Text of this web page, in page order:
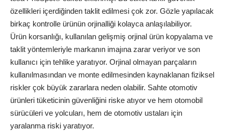
özellikleri içerdiğinden taklit edilmesi çok zor. Gözle yapılacak
birkaç kontrolle ürünün orjinalliği kolayca anlaşılabiliyor.
Ürün korsanlığı, kullanılan gelişmiş orjinal ürün kopyalama ve
taklit yöntemleriyle markanın imajına zarar veriyor ve son
kullanıcı için tehlike yaratıyor. Orjinal olmayan parçaların
kullanılmasından ve monte edilmesinden kaynaklanan fiziksel
riskler çok büyük zararlara neden olabilir. Sahte otomotiv
ürünleri tüketicinin güvenliğini riske atıyor ve hem otomobil
sürücüleri ve yolcuları, hem de otomotiv ustaları için
yaralanma riski yaratıyor.